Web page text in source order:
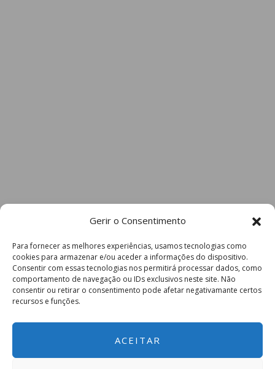
Gerir o Consentimento
Para fornecer as melhores experiências, usamos tecnologias como
cookies para armazenar e/ou aceder a informações do dispositivo.
Consentir com essas tecnologias nos permitirá processar dados, como
comportamento de navegação ou IDs exclusivos neste site. Não
consentir ou retirar o consentimento pode afetar negativamante certos
recursos e funções.
ACEITAR